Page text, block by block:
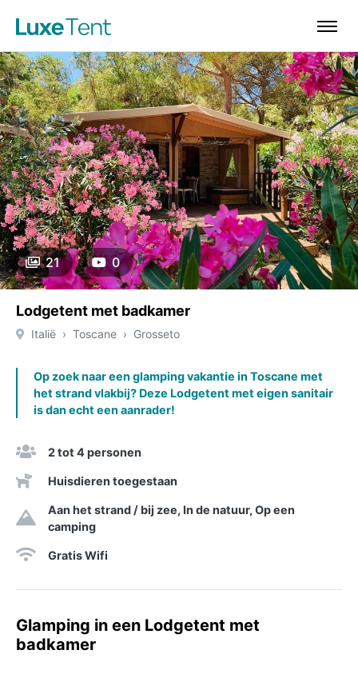
21 0
Lodgetent met badkamer
Italië Toscane Grosseto
Op zoek naar een glamping vakantie in Toscane met
het strand vlakbij? Deze Lodgetent met eigen sanitair
is dan echt een aanrader!
2 tot 4 personen
Huisdieren toegestaan
Aan het strand / bij zee, In de natuur, Op een
camping
Gratis Wifi
Glamping in een Lodgetent met
badkamer